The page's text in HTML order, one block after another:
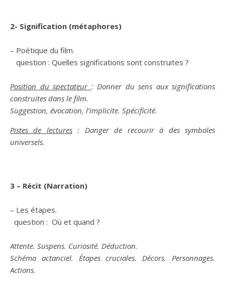
2- Signification (métaphores)
– Poétique du film.
question : Quelles significations sont construites ?
Position du spectateur : Donner du sens aux significations
construites dans le film.
Suggestion, évocation, l’implicite. Spécificité.
Pistes de lectures: Danger de recourir à des symboles
universels.
3 – Récit (Narration)
– Les étapes.
question : Où et quand ?
Attente. Suspens. Curiosité. Déduction.
Schéma actanciel. Étapes cruciales. Décors. Personnages.
Actions.